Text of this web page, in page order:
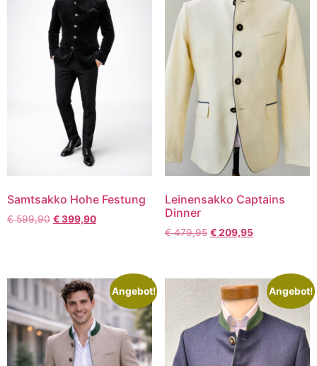
Samtsakko Hohe Festung
€599,90 €399,90
Leinensakko Captains
Dinner
€479,95 €209,95
Angebot! Angebot!